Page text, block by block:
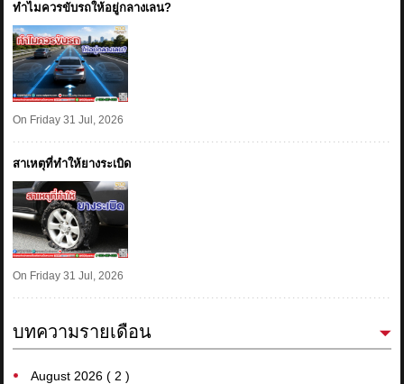
ทำไมควรขับรถให้อยู่กลางเลน?
On Friday 31 Jul, 2026
สาเหตุที่ทำให้ยางระเบิด
On Friday 31 Jul, 2026
บทความรายเดือน
August 2026 ( 2 )